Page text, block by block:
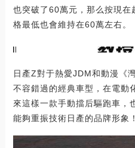
也突破了60萬元，那么按現在
格最低也會維持在60萬左右。
日產Z對于熱愛JDM和動漫《
不容錯過的經典車型，在電動
來這樣一款手動擋后驅跑車，
能夠重振技術日產的品牌形象！